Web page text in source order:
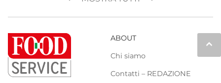
keyboard_arrow_up
ABOUT
Chi siamo
Contatti – REDAZIONE